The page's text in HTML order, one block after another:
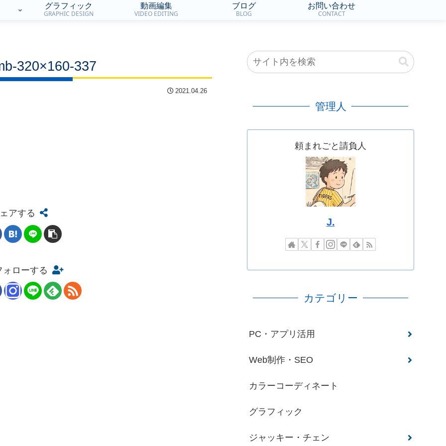
グラフィック
GRAPHIC DESIGN
動画編集
VIDEO EDITING
ブログ
BLOG
お問い合わせ
CONTACT
320×160-337
2021.04.26
アする
ォローする
管理人
頼まれごと請負人
J.
カテゴリー
PC・アプリ活用
Web制作・SEO
カラーコーディネート
グラフィック
ジャッキー・チェン